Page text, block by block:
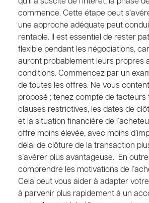
commence. Cette étape peut
une approche adéquate peut
rentable. Il est essentiel de rester
flexible pendant les négociations,
auront probablement leurs propres
conditions. Commencez par un
de toutes les offres. Ne vous
proposé ; tenez compte de facteurs
clauses restrictives, les dates de
et la situation financière de
offre moins élevée, avec moins
délai de clôture de la transaction
s’avérer plus avantageuse. En
comprendre les motivations de
Cela peut vous aider à adapter
à parvenir plus rapidement à un